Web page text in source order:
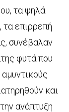
τα ψηλά
τα επιρρεπή
συνέβαλαν
φυτά που
και
ανάπτυξη